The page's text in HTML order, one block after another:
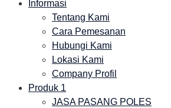
Informasi
Tentang Kami
Cara Pemesanan
Hubungi Kami
Lokasi Kami
Company Profil
Produk 1
JASA PASANG POLES